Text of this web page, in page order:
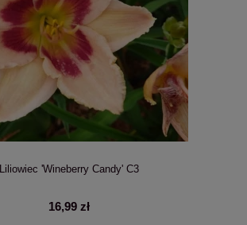
Liliowiec 'Wineberry Candy' C3
16,99 zł